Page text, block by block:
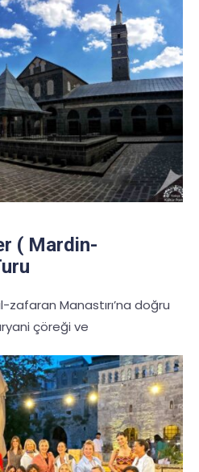
( Mardin-
zafaran Manastırı’na doğru
çöreği ve